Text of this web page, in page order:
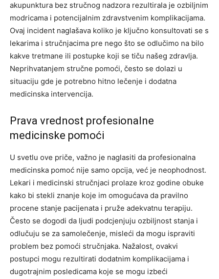
akupunktura bez stručnog nadzora rezultirala je ozbiljnim
modricama i potencijalnim zdravstvenim komplikacijama.
Ovaj incident naglašava koliko je ključno konsultovati se s
lekarima i stručnjacima pre nego što se odlučimo na bilo
kakve tretmane ili postupke koji se tiču našeg zdravlja.
Neprihvatanjem stručne pomoći, često se dolazi u
situaciju gde je potrebno hitno lečenje i dodatna
medicinska intervencija.
Prava vrednost profesionalne
medicinske pomoći
U svetlu ove priče, važno je naglasiti da profesionalna
medicinska pomoć nije samo opcija, već je neophodnost.
Lekari i medicinski stručnjaci prolaze kroz godine obuke
kako bi stekli znanje koje im omogućava da pravilno
procene stanje pacijenata i pruže adekvatnu terapiju.
Često se dogodi da ljudi podcjenjuju ozbiljnost stanja i
odlučuju se za samolečenje, misleći da mogu ispraviti
problem bez pomoći stručnjaka. Nažalost, ovakvi
postupci mogu rezultirati dodatnim komplikacijama i
dugotrajnim posledicama koje se mogu izbeći